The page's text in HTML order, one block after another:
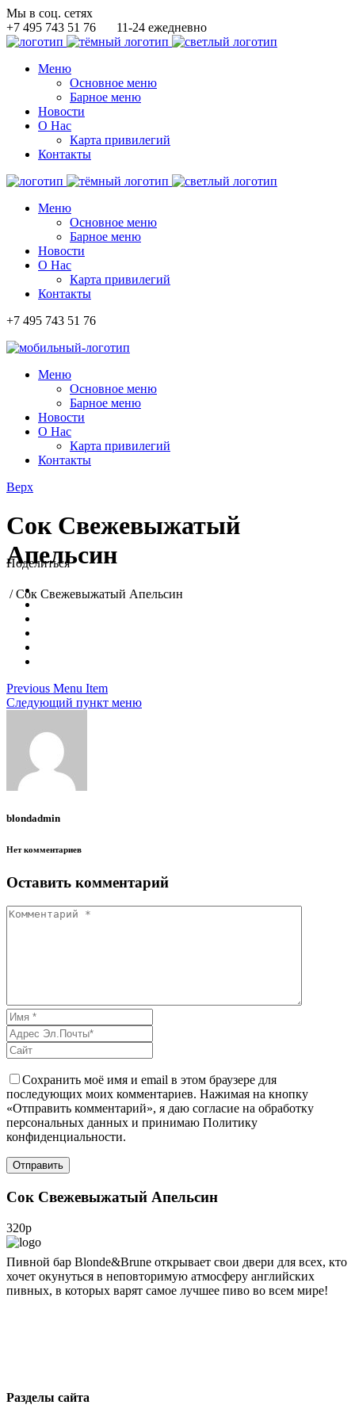
Мы в соц. сетях
+7 495 743 51 76
11-24 ежедневно
Меню
Основное меню
Барное меню
Новости
О Нас
Карта привилегий
Контакты
Меню
Основное меню
Барное меню
Новости
О Нас
Карта привилегий
Контакты
+7 495 743 51 76
Меню
Основное меню
Барное меню
Новости
О Нас
Карта привилегий
Контакты
Верх
Сок Свежевыжатый
Апельсин
/Сок Свежевыжатый Апельсин
Поделиться
Previous Menu Item
Следующий пункт меню
blondadmin
Нет комментариев
Оставить комментарий
Сохранить моё имя и email в этом браузере для
последующих моих комментариев. Нажимая на кнопку
«Отправить комментарий», я даю согласие на обработку
персональных данных и принимаю Политику
конфиденциальности.
Сок Свежевыжатый Апельсин
320р
Пивной бар Blonde&Brune открывает свои двери для всех, кто
хочет окунуться в неповторимую атмосферу английских
пивных, в которых варят самое лучшее пиво во всем мире!
Разделы сайта